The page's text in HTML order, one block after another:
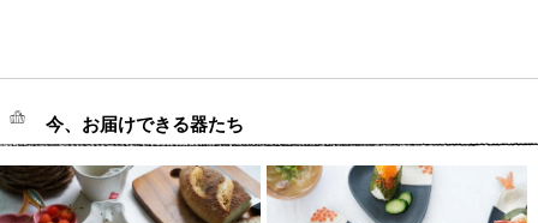
今、お届けできる器たち